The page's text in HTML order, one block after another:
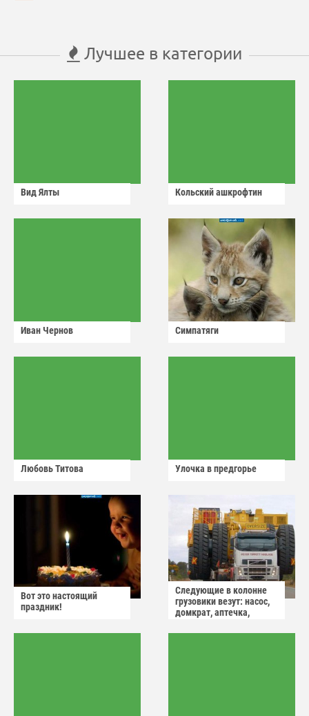
Лучшее в категории
Вид Ялты Кольский ашкрофтин
Иван Чернов Симпатяги
Любовь Титова Улочка в предгорье
Вот это настоящий
праздник!
Следующие в колонне
грузовики везут: насос,
домкрат, аптечка,